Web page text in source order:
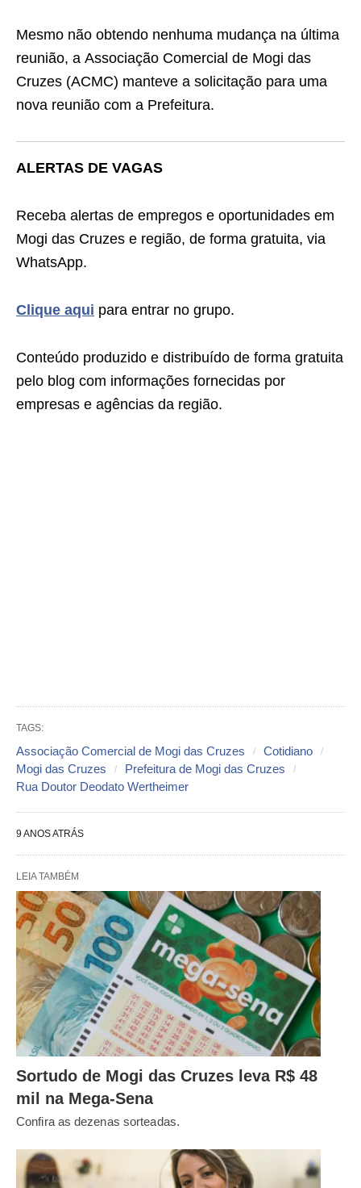
Mesmo não obtendo nenhuma mudança na última
reunião, a Associação Comercial de Mogi das
Cruzes (ACMC) manteve a solicitação para uma
nova reunião com a Prefeitura.
ALERTAS DE VAGAS
Receba alertas de empregos e oportunidades em
Mogi das Cruzes e região, de forma gratuita, via
WhatsApp.
Clique aqui para entrar no grupo.
Conteúdo produzido e distribuído de forma gratuita
pelo blog com informações fornecidas por
empresas e agências da região.
TAGS:
Associação Comercial de Mogi das Cruzes
Cotidiano
Mogi das Cruzes
Prefeitura de Mogi das Cruzes
Rua Doutor Deodato Wertheimer
9 ANOS ATRÁS
LEIA TAMBÉM
Sortudo de Mogi das Cruzes leva R$ 48
mil na Mega-Sena
Confira as dezenas sorteadas.